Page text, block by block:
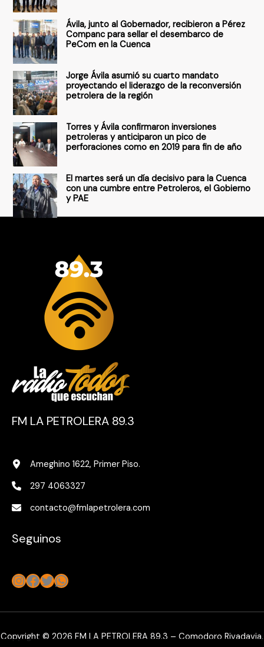
r
o
r
:
Ávila, junto al Gobernador, recibieron a Pérez
Companc para sellar el desembarco de
PeCom en la Cuenca
Jorge Ávila asumió su cuarto mandato
proyectando el liderazgo de la reconversión
petrolera de la región
Torres y Ávila confirmaron inversiones
petroleras y anticiparon un pico de
perforaciones como en 2019 para fin de año
El martes será un día decisivo para la Cuenca
con una cumbre entre Petroleros, el Gobierno
y PAE
FM LA PETROLERA 89.3
Ameghino 1622, Primer Piso.
297 4063327
contacto@fmlapetrolera.com
Seguinos
Instagram
Facebook
Twitter
WhatsApp
Copyright © 2026 FM LA PETROLERA 89.3 – Comodoro Rivadavia,